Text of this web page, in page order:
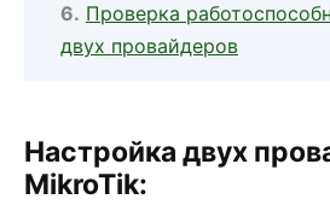
Проверка
двух провайдеров
Настройка двух
MikroTik: